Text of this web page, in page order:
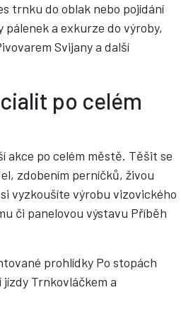
trnku do oblak nebo pojídání
a exkurze do výroby,
Svijany a další
po celém
akce po celém městě. Těšit se
zdobením perníčků, živou
vyzkoušíte výrobu vizovického
či panelovou výstavu Příběh
prohlídky Po stopách
Trnkovláčkem a